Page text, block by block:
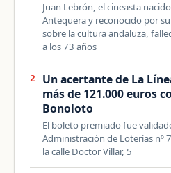
Juan Lebrón, el cineasta
Antequera y reconocido por
sobre la cultura andaluza,
a los 73 años
2
Un acertante de La
más de 121.000 euros
Bonoloto
El boleto premiado fue
Administración de Loterías nº
la calle Doctor Villar, 5